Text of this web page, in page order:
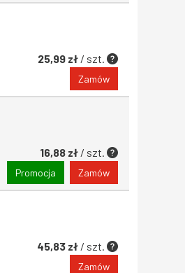
25,99 zł / szt.
Zamów
16,88 zł / szt.
Promocja Zamów
45,83 zł / szt.
Zamów